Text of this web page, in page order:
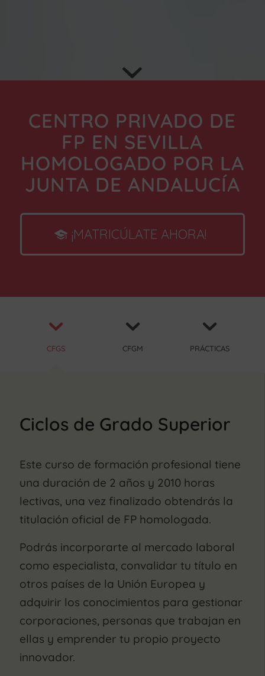
CENTRO PRIVADO DE
FP EN SEVILLA
HOMOLOGADO POR LA
JUNTA DE ANDALUCÍA
¡MATRICÚLATE AHORA!
CFGS CFGM PRÁCTICAS
Ciclos de Grado Superior
Este curso de formación profesional tiene
una duración de 2 años y 2010 horas
lectivas, una vez finalizado obtendrás la
titulación oficial de FP homologada.
Podrás incorporarte al mercado laboral
como especialista, convalidar tu título en
otros países de la Unión Europea y
adquirir los conocimientos para gestionar
corporaciones, personas que trabajan en
ellas y emprender tu propio proyecto
innovador.